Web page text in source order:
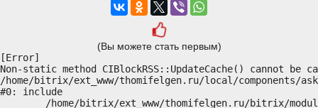
(Вы можете стать первым)
[Error]
Non-static method CIBlockRSS::UpdateCache() cannot
/home/bitrix/ext_www/thomifelgen.ru/local/components/
#0: include